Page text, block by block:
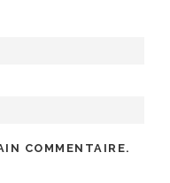
COMMENTAIRE.